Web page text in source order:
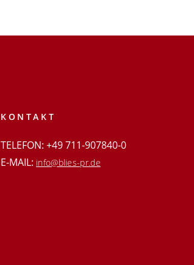
KONTAKT
TELEFON: +49 711-907840-0
E-MAIL: info@blies-pr.de